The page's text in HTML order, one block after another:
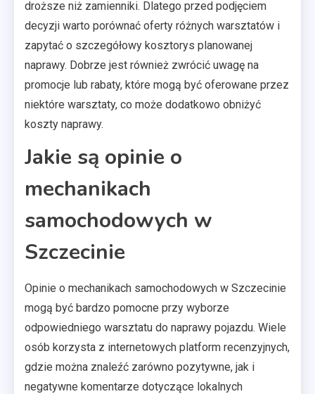
droższe niż zamienniki. Dlatego przed podjęciem
decyzji warto porównać oferty różnych warsztatów i
zapytać o szczegółowy kosztorys planowanej
naprawy. Dobrze jest również zwrócić uwagę na
promocje lub rabaty, które mogą być oferowane przez
niektóre warsztaty, co może dodatkowo obniżyć
koszty naprawy.
Jakie są opinie o
mechanikach
samochodowych w
Szczecinie
Opinie o mechanikach samochodowych w Szczecinie
mogą być bardzo pomocne przy wyborze
odpowiedniego warsztatu do naprawy pojazdu. Wiele
osób korzysta z internetowych platform recenzyjnych,
gdzie można znaleźć zarówno pozytywne, jak i
negatywne komentarze dotyczące lokalnych